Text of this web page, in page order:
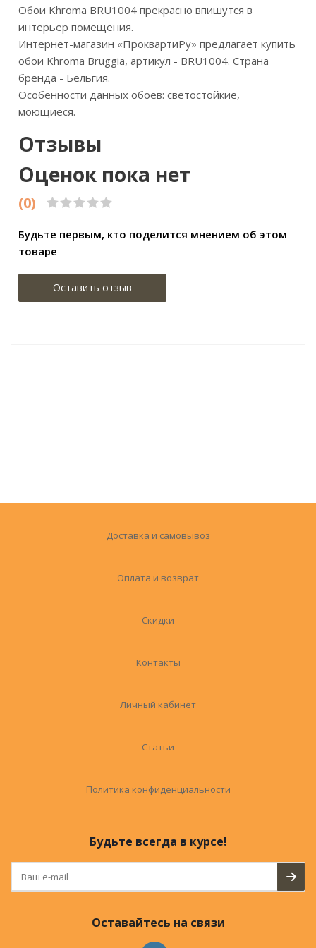
Обои Khroma BRU1004 прекрасно впишутся в
интерьер помещения.
Интернет-магазин «ПроквартиРу» предлагает купить
обои Khroma Bruggia, артикул - BRU1004. Страна
бренда - Бельгия.
Особенности данных обоев: светостойкие,
моющиеся.
Отзывы
Оценок пока нет
(0)
Будьте первым, кто поделится мнением об этом
товаре
Оставить отзыв
Доставка и самовывоз
Оплата и возврат
Скидки
Контакты
Личный кабинет
Статьи
Политика конфиденциальности
Будьте всегда в курсе!
Оставайтесь на связи